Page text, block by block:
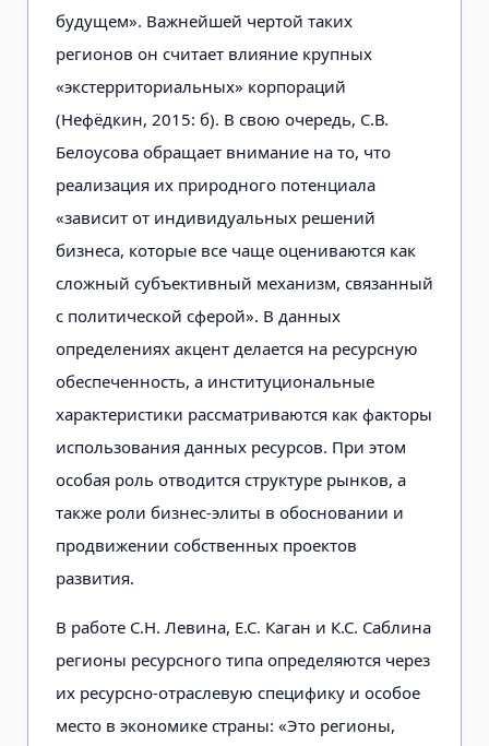
будущем». Важнейшей чертой таких
регионов он считает влияние крупных
«экстерриториальных» корпораций
(Нефёдкин, 2015: б). В свою очередь, С.В.
Белоусова обращает внимание на то, что
реализация их природного потенциала
«зависит от индивидуальных решений
бизнеса, которые все чаще оцениваются как
сложный субъективный механизм, связанный
с политической сферой». В данных
определениях акцент делается на ресурсную
обеспеченность, а институциональные
характеристики рассматриваются как факторы
использования данных ресурсов. При этом
особая роль отводится структуре рынков, а
также роли бизнес-элиты в обосновании и
продвижении собственных проектов
развития.
В работе С.Н. Левина, Е.С. Каган и К.С. Саблина
регионы ресурсного типа определяются через
их ресурсно-отраслевую специфику и особое
место в экономике страны: «Это регионы,